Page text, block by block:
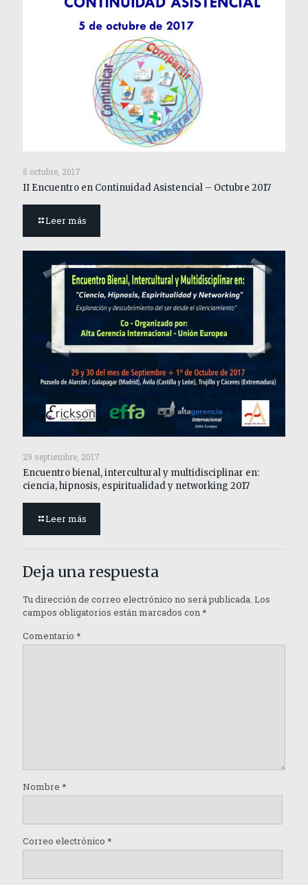
5 octubre, 2017
II Encuentro en Continuidad Asistencial – Octubre 2017
Leer más
29 septiembre, 2017
Encuentro bienal, intercultural y multidisciplinar en:
ciencia, hipnosis, espiritualidad y networking 2017
Leer más
Deja una respuesta
Tu dirección de correo electrónico no será publicada. Los
campos obligatorios están marcados con*
Comentario *
Nombre *
Correo electrónico *